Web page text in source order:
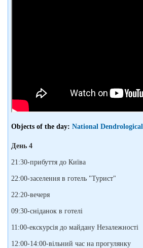
Objects of the day: National
День 4
21:30-прибуття до Київа
22:00-заселення в готель "Турист"
22:20-вечеря
09:30-сніданок в готелі
11:00-екскурсія до майдану Незалежності
12:00-14:00-вільний час на прогулянку